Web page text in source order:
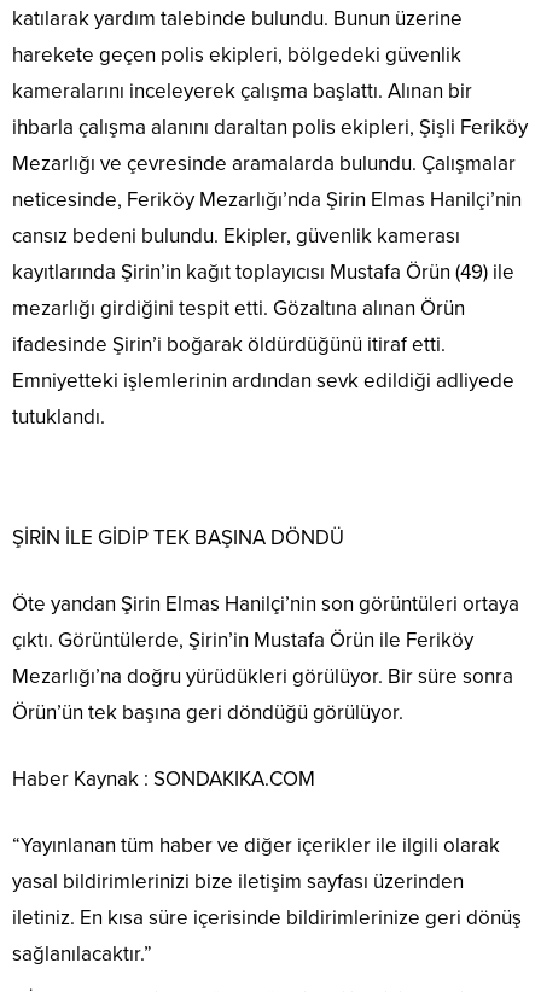
katılarak yardım talebinde bulundu. Bunun üzerine
harekete geçen polis ekipleri, bölgedeki güvenlik
kameralarını inceleyerek çalışma başlattı. Alınan bir
ihbarla çalışma alanını daraltan polis ekipleri, Şişli Feriköy
Mezarlığı ve çevresinde aramalarda bulundu. Çalışmalar
neticesinde, Feriköy Mezarlığı’nda Şirin Elmas Hanilçi’nin
cansız bedeni bulundu. Ekipler, güvenlik kamerası
kayıtlarında Şirin’in kağıt toplayıcısı Mustafa Örün (49) ile
mezarlığı girdiğini tespit etti. Gözaltına alınan Örün
ifadesinde Şirin’i boğarak öldürdüğünü itiraf etti.
Emniyetteki işlemlerinin ardından sevk edildiği adliyede
tutuklandı.
ŞİRİN İLE GİDİP TEK BAŞINA DÖNDÜ
Öte yandan Şirin Elmas Hanilçi’nin son görüntüleri ortaya
çıktı. Görüntülerde, Şirin’in Mustafa Örün ile Feriköy
Mezarlığı’na doğru yürüdükleri görülüyor. Bir süre sonra
Örün’ün tek başına geri döndüğü görülüyor.
Haber Kaynak : SONDAKIKA.COM
“Yayınlanan tüm haber ve diğer içerikler ile ilgili olarak
yasal bildirimlerinizi bize iletişim sayfası üzerinden
iletiniz. En kısa süre içerisinde bildirimlerinize geri dönüş
sağlanılacaktır.”